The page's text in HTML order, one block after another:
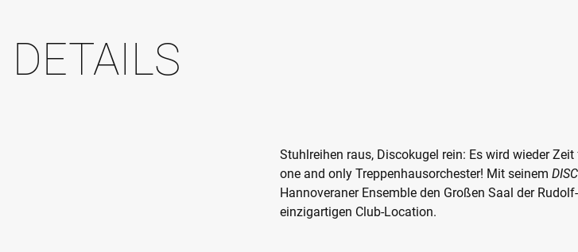
DETAILS
Stuhlreihen raus, Discokugel rein: Es wird wieder
one and only Treppenhausorchester! Mit seinem
Hannoveraner Ensemble den Großen Saal der
einzigartigen Club-Location.